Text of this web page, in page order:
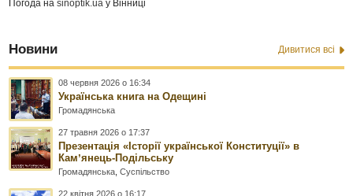
Погода наsinoptik.ua у Вінниці
Новини Дивитися всі
08 червня 2026 о 16:34
Українська книга на Одещині
Громадянська
27 травня 2026 о 17:37
Презентація «Історії української Конституції» в
Камʼянець-Подільську
Громадянська ,Суспільство
22 квітня 2026 о 16:17